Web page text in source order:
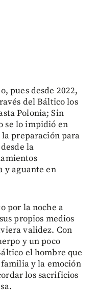
pues desde 2022,
del Báltico los
Polonia; Sin
se lo impidió en
la preparación para
la
y aguante en
por la noche a
propios medios
validez. Con
y un poco
el hombre que
y la emoción
los sacrificios